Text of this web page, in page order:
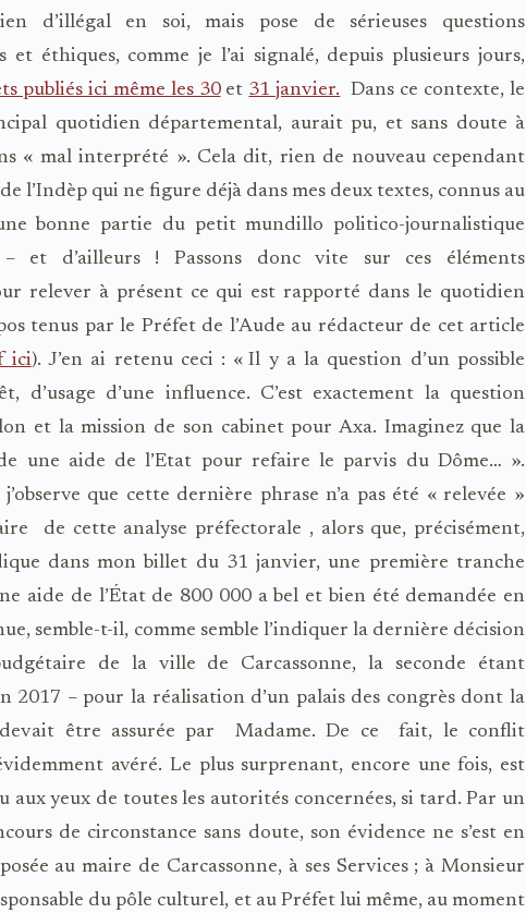
d’illégal en soi, mais pose de sérieuses questions
et éthiques, comme je l’ai signalé, depuis plusieurs jours,
publiés ici même les 30et 31 janvier.
Dans ce contexte, le
quotidien départemental, aurait pu, et sans doute à
« mal interprété ». Cela dit, rien de nouveau cependant
l’Indèp qui ne figure déjà dans mes deux textes, connus au
bonne partie du petit mundillo politico-journalistique
– et d’ailleurs ! Passons donc vite sur ces éléments
relever à présent ce qui est rapporté dans le quotidien
tenus par le Préfet de l’Aude au rédacteur de cet article
ici). J’en ai retenu ceci : « Il y a la question d’un possible
d’usage d’une influence. C’est exactement la question
et la mission de son cabinet pour Axa. Imaginez que la
une aide de l’Etat pour refaire le parvis du Dôme… ».
que cette dernière phrase n’a pas été « relevée »
de cette analyse préfectorale , alors que, précisément,
dans mon billet du 31 janvier, une première tranche
aide de l’État de 800 000 a bel et bien été demandée en
semble-t-il, comme semble l’indiquer la dernière décision
de la ville de Carcassonne, la seconde étant
2017 – pour la réalisation d’un palais des congrès dont la
être assurée par
Madame. De ce fait, le conflit
avéré. Le plus surprenant, encore une fois, est
aux yeux de toutes les autorités concernées, si tard. Par un
de circonstance sans doute, son évidence ne s’est en
au maire de Carcassonne, à ses Services ; à Monsieur
du pôle culturel, et au Préfet lui même, au moment